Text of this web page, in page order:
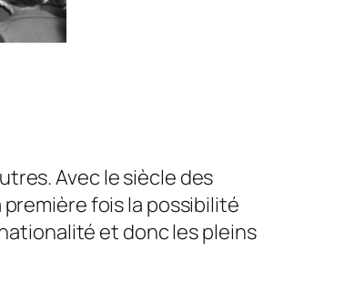
Avec le siècle des
fois la possibilité
et donc les pleins